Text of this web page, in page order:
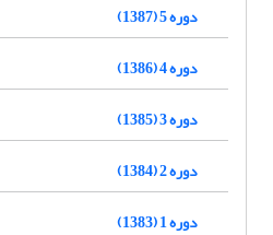
دوره 5 (1387)
دوره 4 (1386)
دوره 3 (1385)
دوره 2 (1384)
دوره 1 (1383)